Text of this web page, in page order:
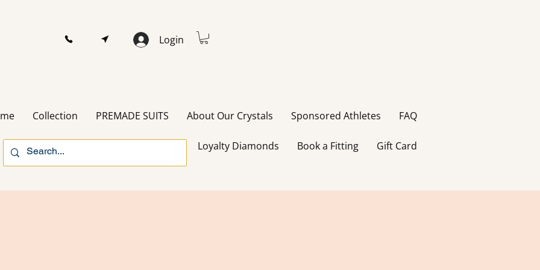
Login
Collection PREMADE SUITS About Our Crystals Sponsored Athletes FAQ
Loyalty Diamonds Book a Fitting Gift Card